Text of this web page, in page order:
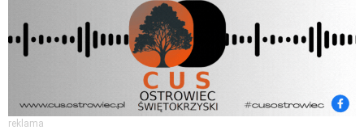
reklama